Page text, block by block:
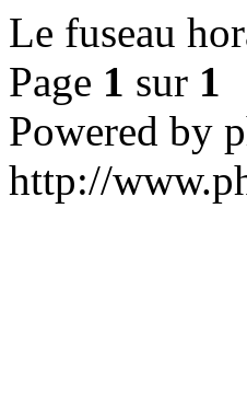
Le fuseau
Page 1 sur 1
Powered by
http://